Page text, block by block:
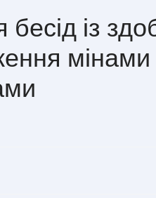
із
мінами